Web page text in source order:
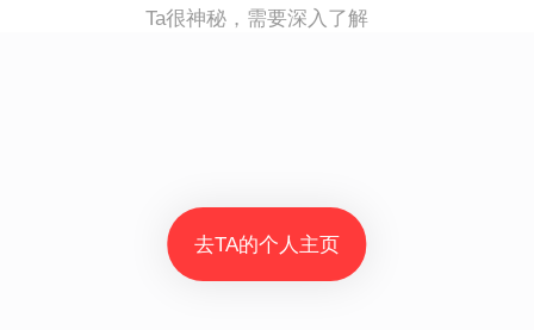
Ta很神秘，需要深入了解
去TA的个人主页